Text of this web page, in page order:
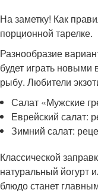
На заметку! Как
порционной тарелке.
Разнообразие
будет играть
рыбу. Любители
Салат «Мужские
Еврейский салат:
Зимний салат:
Классической
натуральный йогурт
блюдо станет